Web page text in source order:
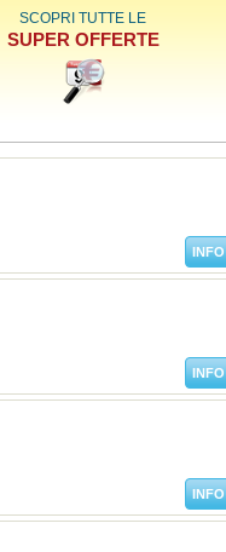
SCOPRI TUTTE LE
SUPER OFFERTE
INFO
INFO
INFO